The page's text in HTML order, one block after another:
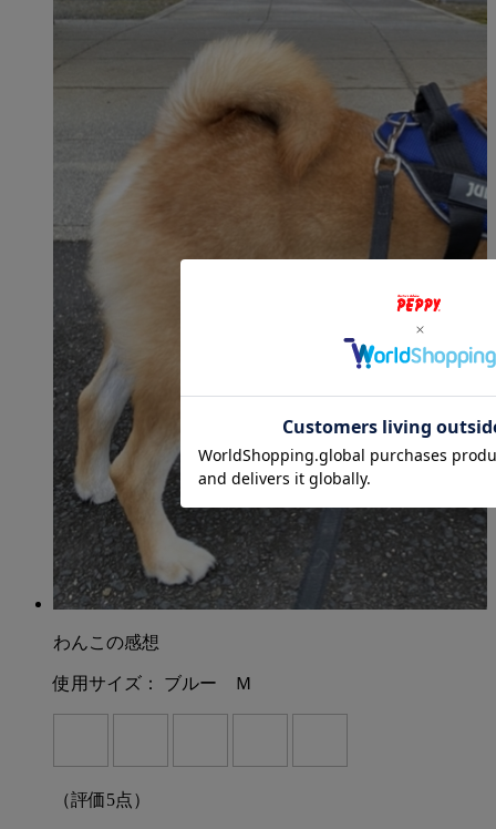
【推奨種】
超小型犬、小型犬、中型犬、大型犬
【こんな子におすすめ】
ひっぱりによる気管への負担を軽減したい方
突然の飛び出しを防ぎたい方
オリジナルネームを入れたい方
【JULIUS K-9（ユリウスK9）】
主に犬用ハーネスやアクセサリーを製造・販売しているハン
ガリー発祥のブランド
ドッグトレーナーだった創業者が、自ら納得できる犬具を追
求し開発。
製造も検品も基本ヨーロッパ内で行われ、その高い品質と安
全性から多くのファンを持ち、
現在では２５か国以上の愛犬家が愛用しています。
【同シリーズのリードはこちら】
⇒ユリウス Ｋ９ スーパーグリップリード
⇒ユリウス グリップリード・アジャスタブル
⇒ユリウス Ｋ９ パワーメッシュリード
⇒ユリウスＫ９オリジナルラベル
⇒ユリウスＫ９デバイスホルダー
わんこの感想
使用サイズ： ブルー Ｍ
（評価5点）